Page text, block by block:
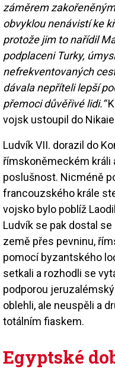
záměrem
obvyklou nenávistí ke
protože jim to nařídil
podplaceni Turky,
nefrekventovaných
dávala nepříteli lepší
přemoci důvěřivé lidi.“
vojsk ustoupil do
Ludvík VII. dorazil do
římskoněmeckém králi
poslušnost. Nicméně
francouzského krále
vojsko bylo poblíž
Ludvík se pak dostal
země přes pevninu,
pomocí byzantského
setkali a rozhodli se
podporou
oblehli, ale neuspěli a
totálním fiaskem.
Egyptské